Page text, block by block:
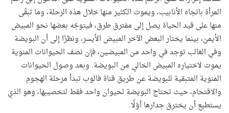
المرأة باتجاه الأنابيب، ويموت الكثير منها خلال هذه الرحلة، وما تبقّى
منها على قيد الحياة يصل إلى مفترق طرق، فيتوجّه بعضها نحو المبيض
الأيمن، بينما يختار البعض الآخر المبيض الأيسر، ونظرًا إلى أن البويضة
وفي الغالب توجد في واحد من المبيضين، فإن نصف الحيوانات المنوية
يموت لاختياره المبيض الخالي من البويضة. وبعد وصول الحيوانات
المنوية المتبقية للبويضة عن طريق قناة فالوب تبدأ مرحلة الهجوم
والاقتحام، حيث تحتاج البويضة لحيوان واحد فقط لتخصيبها، وهو الذي
يستطيع أن يخترق جدارها أوّلًا.